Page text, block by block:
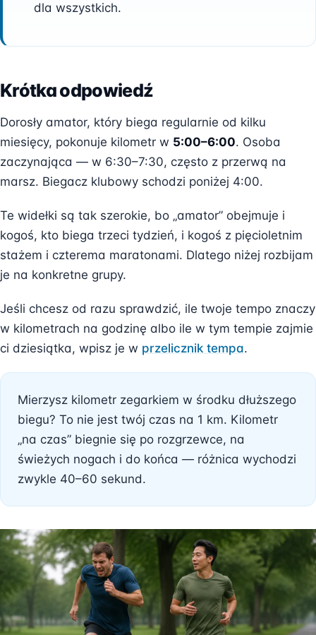
dla wszystkich.
Krótka odpowiedź
Dorosły amator, który biega regularnie od kilku
miesięcy, pokonuje kilometr w 5:00–6:00. Osoba
zaczynająca — w 6:30–7:30, często z przerwą na
marsz. Biegacz klubowy schodzi poniżej 4:00.
Te widełki są tak szerokie, bo „amator” obejmuje i
kogoś, kto biega trzeci tydzień, i kogoś z pięcioletnim
stażem i czterema maratonami. Dlatego niżej rozbijam
je na konkretne grupy.
Jeśli chcesz od razu sprawdzić, ile twoje tempo znaczy
w kilometrach na godzinę albo ile w tym tempie zajmie
ci dziesiątka, wpisz je w przelicznik tempa.
Mierzysz kilometr zegarkiem w środku dłuższego
biegu? To nie jest twój czas na 1 km. Kilometr
„na czas” biegnie się po rozgrzewce, na
świeżych nogach i do końca — różnica wychodzi
zwykle 40–60 sekund.